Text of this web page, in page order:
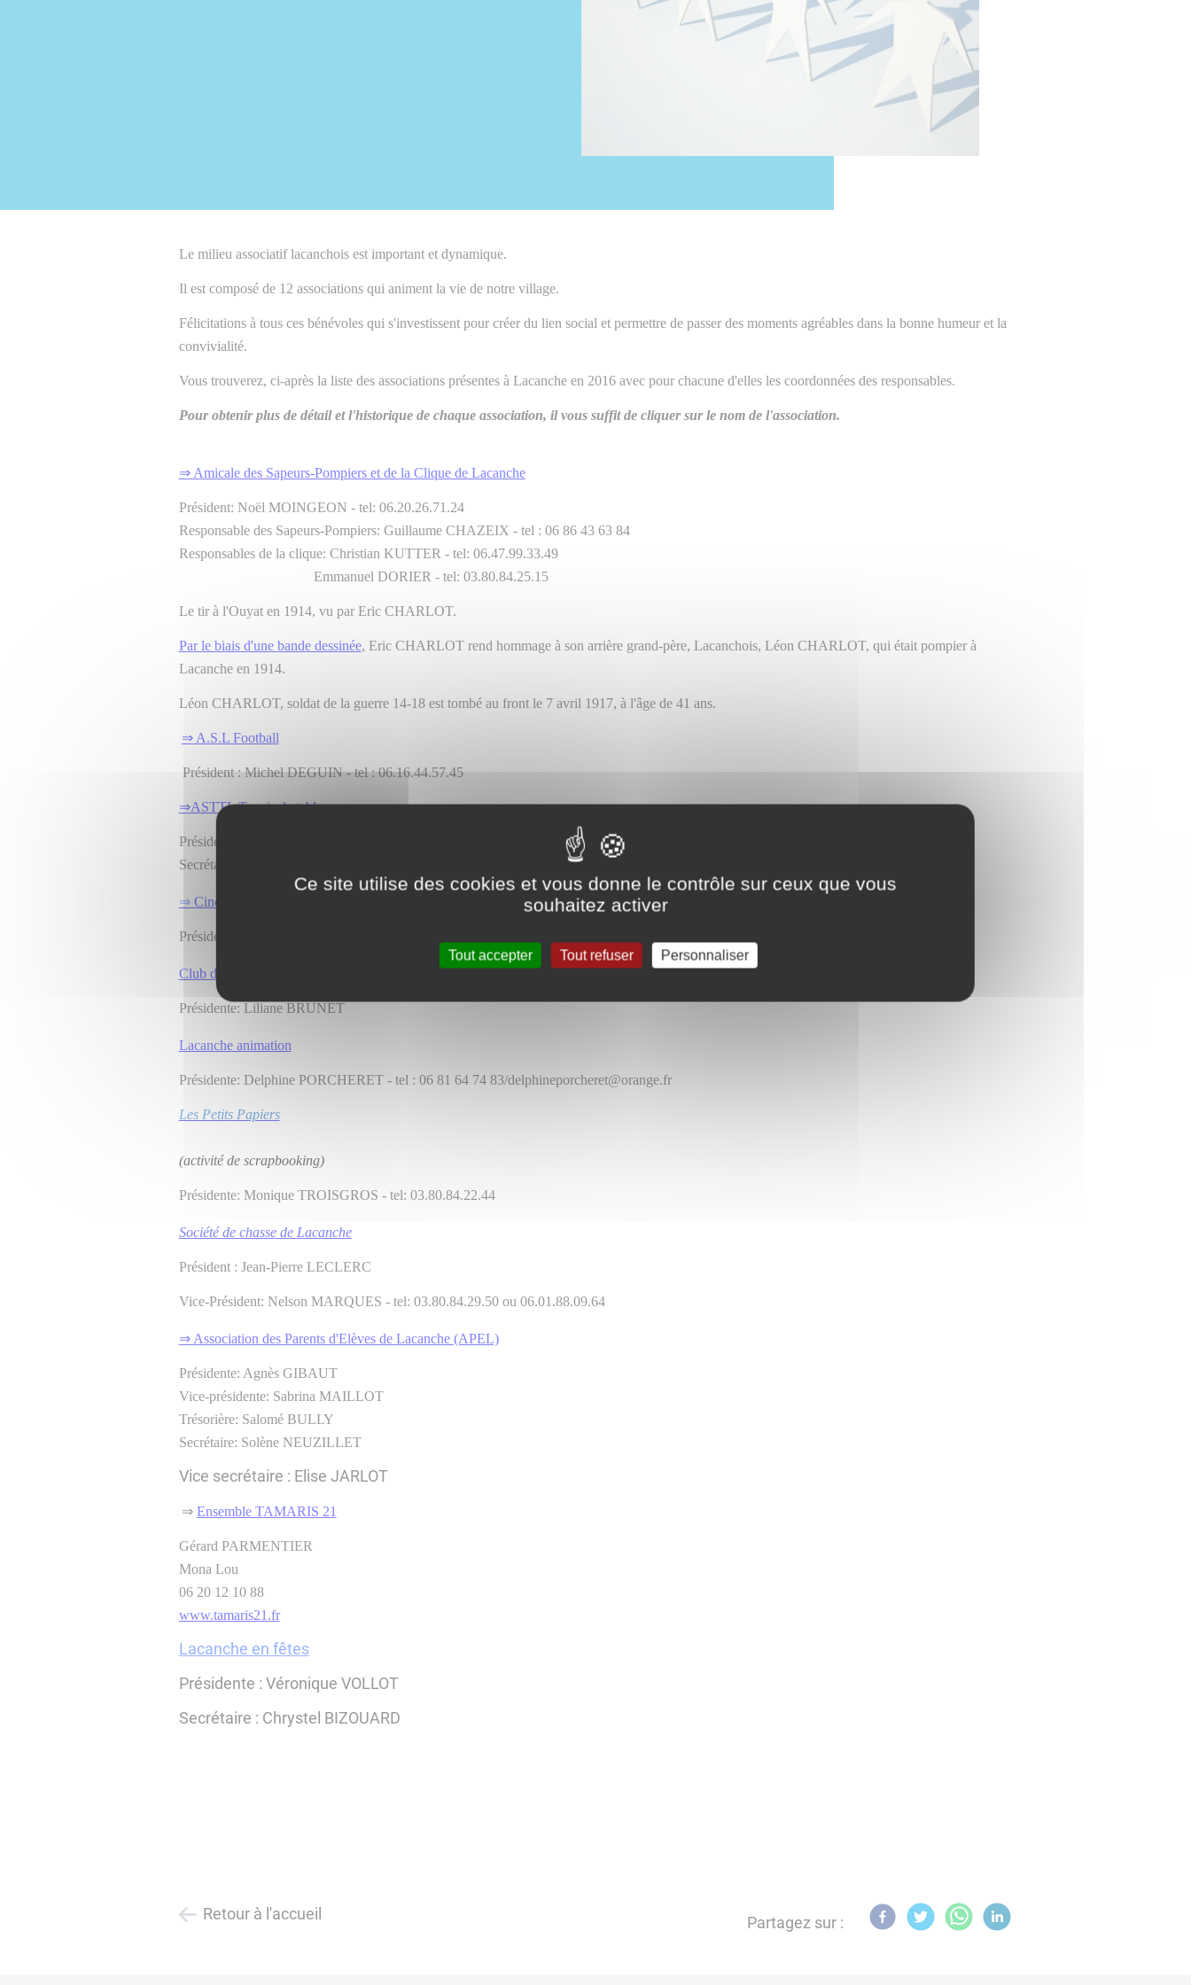
Le milieu associatif lacanchois est important et dynamique.
Il est composé de 12 associations qui animent la vie de notre village.
Félicitations à tous ces bénévoles qui s'investissent pour créer du lien social et permettre de passer des moments agréables dans la bonne humeur et la
convivialité.
Vous trouverez, ci-après la liste des associations présentes à Lacanche en 2016 avec pour chacune d'elles les coordonnées des responsables.
Pour obtenir plus de détail et l'historique de chaque association, il vous suffit de cliquer sur le nom de l'association.
⇒Amicale des Sapeurs-Pompiers et de la Clique de Lacanche
Président: Noël MOINGEON - tel: 06.20.26.71.24
Responsable des Sapeurs-Pompiers: Guillaume CHAZEIX - tel : 06 86 43 63 84
Responsables de la clique: Christian KUTTER - tel: 06.47.99.33.49
Emmanuel DORIER - tel: 03.80.84.25.15
Le tir à l'Ouyat en 1914, vu par Eric CHARLOT.
Par le biais d'une bande dessinée, Eric CHARLOT rend hommage à son arrière grand-père, Lacanchois, Léon CHARLOT, qui était pompier à
Lacanche en 1914.
Léon CHARLOT, soldat de la guerre 14-18 est tombé au front le 7 avril 1917, à l'âge de 41 ans.
⇒A.S.L Football
Président : Michel DEGUIN - tel : 06.16.44.57.45
⇒ASTTL Tennis de table
Président: Mohamed DERKI - tel: 03.80.64.50.28
Secrétaire: Isabelle LECLERC - tel: 07.45.31.85.91
⇒Cinéma l'Étoile
Président: Guy MOINGEON - tel: 03.80.84.22.33
Club de l'âge d'or
Présidente: Liliane BRUNET
Lacanche animation
Présidente: Delphine PORCHERET - tel : 06 81 64 74 83/delphineporcheret@orange.fr
Les Petits Papiers
(activité de scrapbooking)
Présidente: Monique TROISGROS - tel: 03.80.84.22.44
Société de chassede Lacanche
Président : Jean-Pierre LECLERC
Vice-Président: Nelson MARQUES - tel: 03.80.84.29.50 ou 06.01.88.09.64
⇒Association des Parents d'Elèves de Lacanche (APEL)
Présidente: Agnès GIBAUT
Vice-présidente: Sabrina MAILLOT
Trésorière: Salomé BULLY
Secrétaire: Solène NEUZILLET
Vice secrétaire : Elise JARLOT
⇒ Ensemble TAMARIS 21
Gérard PARMENTIER
Mona Lou
06 20 12 10 88
www.tamaris21.fr
Lacanche en fêtes
Présidente : Véronique VOLLOT
Secrétaire : Chrystel BIZOUARD
Retour à l'accueil Partagez sur :
Ce site utilise des cookies et vous donne le contrôle sur ceux que vous
souhaitez activer
Tout accepter Tout refuser Personnaliser